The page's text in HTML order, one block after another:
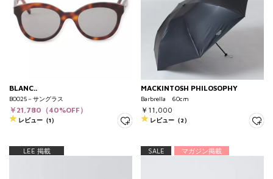
BLANC..
B0025－サングラス
￥21,780（40%OFF）
レビュー（1）
MACKINTOSH PHILOSOPHY
Barbrella 60cm
￥11,000
レビュー（2）
LEE 掲載 SALE マガジン掲載